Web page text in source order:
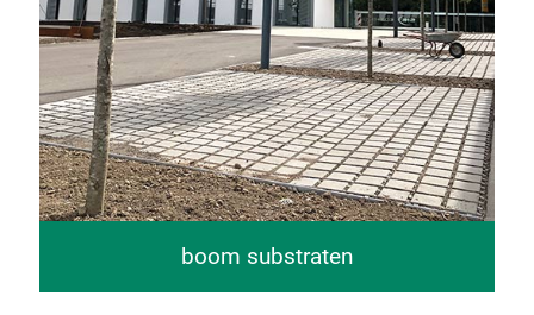
boom substraten